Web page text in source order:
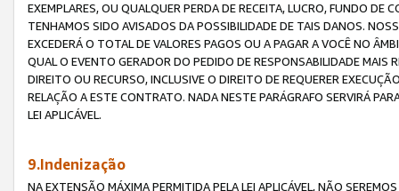
EXEMPLARES, OU QUALQUER PERDA DE RECEITA, LUCRO, FUNDO
TENHAMOS SIDO AVISADOS DA POSSIBILIDADE DE TAIS DANOS.
EXCEDERÁ O TOTAL DE VALORES PAGOS OU A PAGAR A VOCÊ NO
QUAL O EVENTO GERADOR DO PEDIDO DE RESPONSABILIDADE
DIREITO OU RECURSO, INCLUSIVE O DIREITO DE REQUERER
RELAÇÃO A ESTE CONTRATO. NADA NESTE PARÁGRAFO SERVIRÁ
LEI APLICÁVEL.
9.Indenização
NA EXTENSÃO MÁXIMA PERMITIDA PELA LEI APLICÁVEL, NÃO